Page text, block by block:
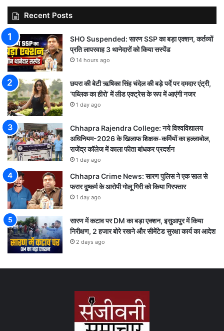
Recent Posts
SHO Suspended: सारण SSP का बड़ा एक्शन, कर्तव्यों
प्रति लापरवाह 3 थानेदारों को किया सस्पेंड
14 hours ago
छपरा की बेटी ऋषिका सिंह चंदेल की बड़े पर्दे पर दमदार एंट्री,
‘पब्लिक का हीरो’ में लीड एक्ट्रेस के रूप में आएंगी नजर
1 day ago
Chhapra Rajendra College: नये विश्वविद्यालय
अधिनियम-2026 के खिलाफ शिक्षक-कर्मियों का हल्लाबोल,
राजेंद्र कॉलेज में काला फीता बांधकर प्रदर्शन
1 day ago
Chhapra Crime News: सारण पुलिस ने एक साल से
फरार दुष्कर्म के आरोपी गोलू गिरी को किया गिरफ्तार
1 day ago
सारण में कटाव पर DM का बड़ा एक्शन, इसुआपुर में किया
निरीक्षण, 2 हजार बोरे रखने और सीमेंटेड सुरक्षा कार्य का आदेश
2 days ago